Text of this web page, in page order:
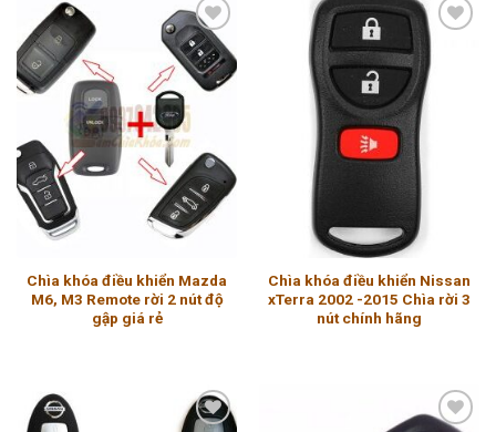
Add to
wishlist
Chìa khóa điều khiển Mazda
M6, M3 Remote rời 2 nút độ
gập giá rẻ
Add to
Chìa khóa điều khiển Nissan
xTerra 2002 -2015 Chìa rời 3
nút chính hãng